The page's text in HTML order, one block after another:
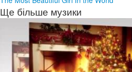
Ще більше музики